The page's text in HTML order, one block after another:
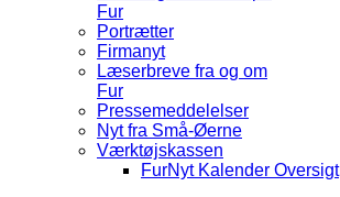
Fur
Portrætter
Firmanyt
Læserbreve fra og om
Fur
Pressemeddelelser
Nyt fra Små-Øerne
Værktøjskassen
FurNyt Kalender Oversigt